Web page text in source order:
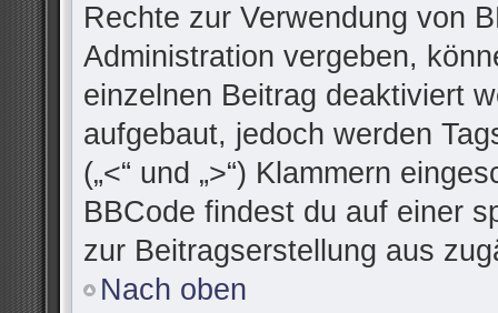
Rechte zur Verwendung von
Administration vergeben,
einzelnen Beitrag deaktiviert
aufgebaut, jedoch werden
(„<“ und „>“) Klammern
BBCode findest du auf einer
zur Beitragserstellung aus
Nach oben